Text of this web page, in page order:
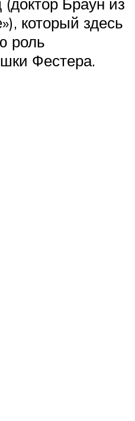
Браун из
который здесь
роль
Фестера.